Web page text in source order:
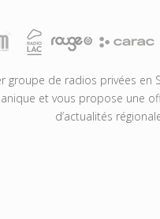
groupe de radios privées en
et vous propose une
d’actualités